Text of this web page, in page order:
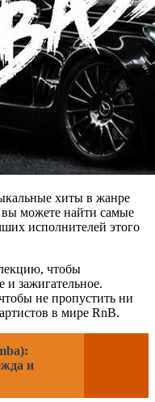
хиты в жанре
вы можете найти самые
исполнителей этого
чтобы
и зажигательное.
не пропустить ни
в мире RnB.
и